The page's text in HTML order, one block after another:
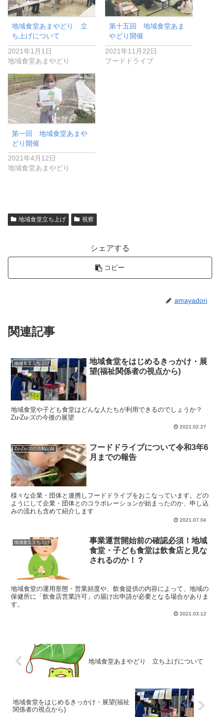
地域食堂あまやどり 立
ち上げについて
2021年1月1日
地域食堂あまやどり
第十五回 地域食堂あま
やどり開催
2021年11月22日
フードドライブ
第一回 地域食堂あまや
どり開催
2021年4月12日
地域食堂あまやどり
地域食堂立ち上げ 視察
シェアする
コピー
amayadori
関連記事
地域食堂立ち上げ
地域食堂をはじめるきっかけ・展
望(福祉関係者の視点から)
地域食堂や子ども食堂はどんな人たちが利用できるのでしょうか？
Zu-Zu-ズの今後の展望
2021.02.27
Zu-Zu-ズの活動記録
フードドライブについて令和3年6
月までの報告
様々な企業・団体と連携しフードドライブをおこなっています。どの
ようにして企業・団体とのコラボレーションが始まったのか、申し込
みの流れも含めて紹介します
2021.07.04
地域食堂立ち上げ
事業運営開始前の確認必須！地域
食堂・子ども食堂は飲食店と見な
されるのか！？
地域食堂の運用形態・営業頻度や、飲食提供の内容によって、地域の
保健所に「飲食店営業許可」の届け出申請が必要となる場合がありま
す。
2021.03.12
地域食堂あまやどり 立ち上げについて
地域食堂をはじめるきっかけ・展望(福祉
関係者の視点から)